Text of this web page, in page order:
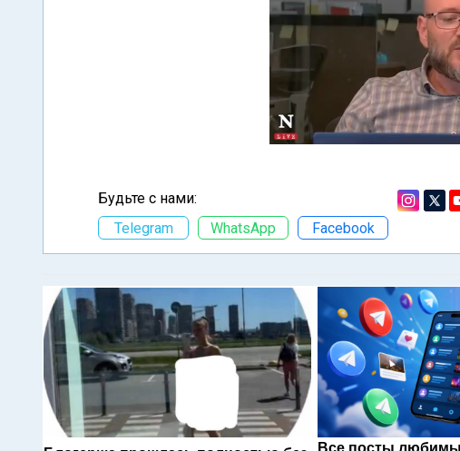
Будьте с нами:
Telegram
WhatsApp Facebook
Все посты